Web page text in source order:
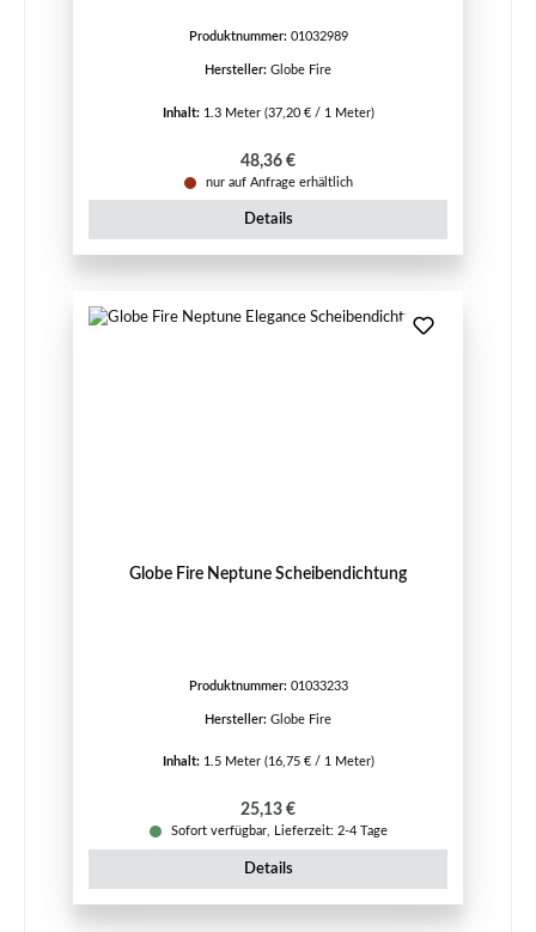
Produktnummer: 01032989
Hersteller: Globe Fire
Inhalt: 1.3 Meter (37,20 € / 1 Meter)
Regulärer Preis:
48,36 €
nur auf Anfrage erhältlich
Details
Globe Fire Neptune Scheibendichtung
Produktnummer: 01033233
Hersteller: Globe Fire
Inhalt: 1.5 Meter (16,75 € / 1 Meter)
Regulärer Preis:
25,13 €
Sofort verfügbar, Lieferzeit: 2-4 Tage
Details